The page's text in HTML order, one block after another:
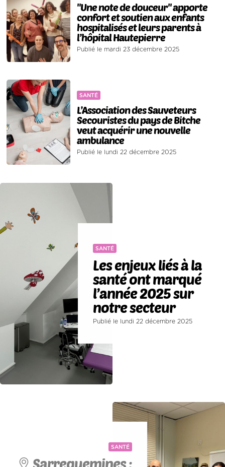
"Une note de douceur" apporte
confort et soutien aux enfants
hospitalisés et leurs parents à
l’hôpital Hautepierre
Publié le mardi 23 décembre 2025
SANTÉ
L’Association des Sauveteurs
Secouristes du pays de Bitche
veut acquérir une nouvelle
ambulance
Publié le lundi 22 décembre 2025
SANTÉ
Les enjeux liés à la
santé ont marqué
l’année 2025 sur
notre secteur
Publié le lundi 22 décembre 2025
SANTÉ
Sarreguemines :